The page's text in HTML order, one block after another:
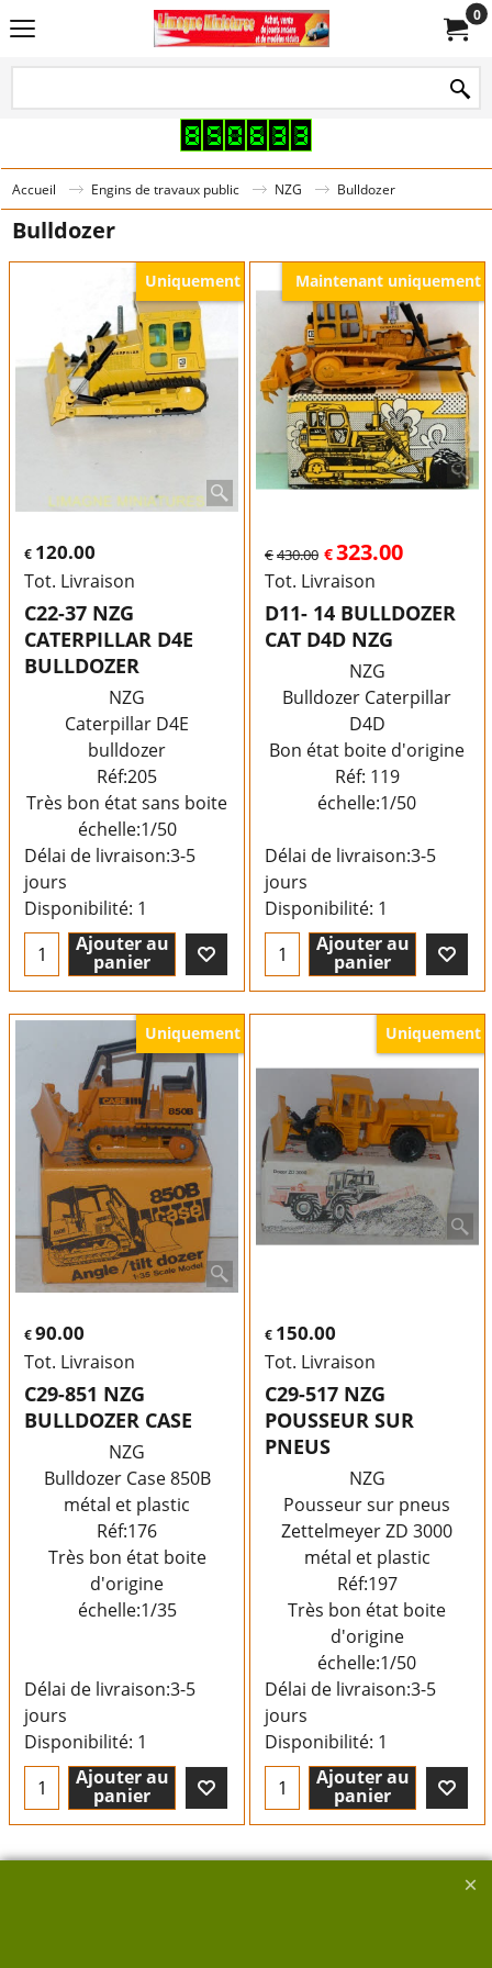
0
Accueil Engins de travaux public NZG Bulldozer
Bulldozer
Uniquement
€ 120.00
Tot. Livraison
C22-37 NZG
CATERPILLAR D4E
BULLDOZER
NZG
Caterpillar D4E
bulldozer
Réf:205
Très bon état sans boite
échelle:1/50
Délai de livraison:3-5
jours
Disponibilité: 1
Ajouter au
panier
Maintenant uniquement
€430.00 €323.00
Tot. Livraison
D11- 14 BULLDOZER
CAT D4D NZG
NZG
Bulldozer Caterpillar
D4D
Bon état boite d'origine
Réf: 119
échelle:1/50
Délai de livraison:3-5
jours
Disponibilité: 1
Ajouter au
panier
Uniquement
€90.00
Tot. Livraison
C29-851 NZG
BULLDOZER CASE
NZG
Bulldozer Case 850B
métal et plastic
Réf:176
Très bon état boite
d'origine
échelle:1/35
Délai de livraison:3-5
jours
Disponibilité: 1
Ajouter au
panier
Uniquement
€ 150.00
Tot. Livraison
C29-517 NZG
POUSSEUR SUR
PNEUS
NZG
Pousseur sur pneus
Zettelmeyer ZD 3000
métal et plastic
Réf:197
Très bon état boite
d'origine
échelle:1/50
Délai de livraison:3-5
jours
Disponibilité: 1
Ajouter au
panier